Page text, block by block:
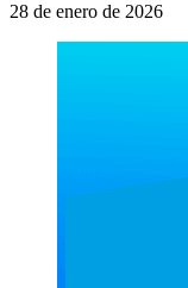
28 de enero de 2026